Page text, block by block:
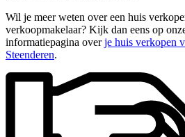
Wil je meer weten over een huis
verkoopmakelaar? Kijk dan eens op
informatiepagina overje huis verkopen
Steenderen.